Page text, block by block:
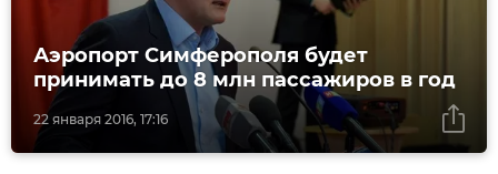
22 января 2016, 17:16
Аэропорт Симферополя будет
принимать до 8 млн пассажиров в год